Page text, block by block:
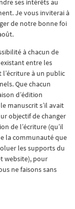
ses intérêts au
Je vous inviterai à
de notre bonne foi
à chacun de
entre les
à un public
Que chacun
d’édition
manuscrit s’il avait
objectif de changer
de l’écriture (qu’il
la communauté que
les supports du
website), pour
ne faisons sans